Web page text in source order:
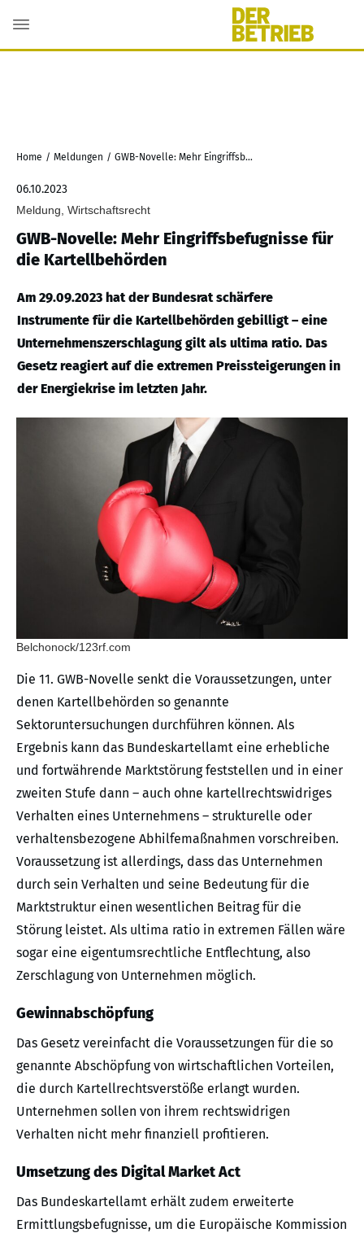
Home / Meldungen / GWB-Novelle: Mehr Eingriffsbefugnisse für die Kartellbehörden
06.10.2023
Meldung, Wirtschaftsrecht
GWB-Novelle: Mehr Eingriffsbefugnisse für
die Kartellbehörden
Am 29.09.2023 hat der Bundesrat schärfere
Instrumente für die Kartellbehörden gebilligt – eine
Unternehmenszerschlagung gilt als ultima ratio. Das
Gesetz reagiert auf die extremen Preissteigerungen in
der Energiekrise im letzten Jahr.
Belchonock/123rf.com
Die 11. GWB-Novelle senkt die Voraussetzungen, unter
denen Kartellbehörden so genannte
Sektoruntersuchungen durchführen können. Als
Ergebnis kann das Bundeskartellamt eine erhebliche
und fortwährende Marktstörung feststellen und in einer
zweiten Stufe dann – auch ohne kartellrechtswidriges
Verhalten eines Unternehmens – strukturelle oder
verhaltensbezogene Abhilfemaßnahmen vorschreiben.
Voraussetzung ist allerdings, dass das Unternehmen
durch sein Verhalten und seine Bedeutung für die
Marktstruktur einen wesentlichen Beitrag für die
Störung leistet. Als ultima ratio in extremen Fällen wäre
sogar eine eigentumsrechtliche Entflechtung, also
Zerschlagung von Unternehmen möglich.
Gewinnabschöpfung
Das Gesetz vereinfacht die Voraussetzungen für die so
genannte Abschöpfung von wirtschaftlichen Vorteilen,
die durch Kartellrechtsverstöße erlangt wurden.
Unternehmen sollen von ihrem rechtswidrigen
Verhalten nicht mehr finanziell profitieren.
Umsetzung des Digital Market Act
Das Bundeskartellamt erhält zudem erweiterte
Ermittlungsbefugnisse, um die Europäische Kommission